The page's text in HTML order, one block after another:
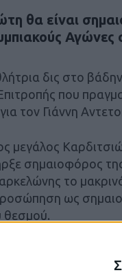
θα είναι
Αγώνες
δις στο
που
τον Γιάννη
μεγάλος
σημαιοφόρος
το
ως
θεσμού.
Επιτροπή,
αλλά τόσο ο